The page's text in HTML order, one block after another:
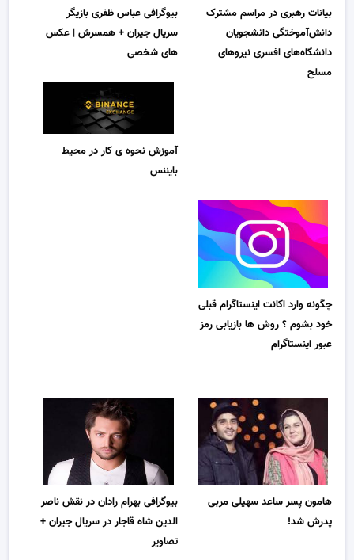
بیانات رهبری در مراسم مشترک
دانش‌آموختگی دانشجویان
دانشگاه‌های افسری نیروهای
مسلح
بیوگرافی عباس ظفری بازیگر
سریال جیران + همسرش | عکس
های شخصی
آموزش نحوه ی کار در محیط
بایننس
چگونه وارد اکانت اینستاگرام قبلی
خود بشوم ؟ روش ها بازیابی رمز
عبور اینستاگرام
هامون پسر ساعد سهیلی مربی
پدرش شد!
بیوگرافی بهرام رادان در نقش ناصر
الدین شاه قاجار در سریال جیران +
تصاویر